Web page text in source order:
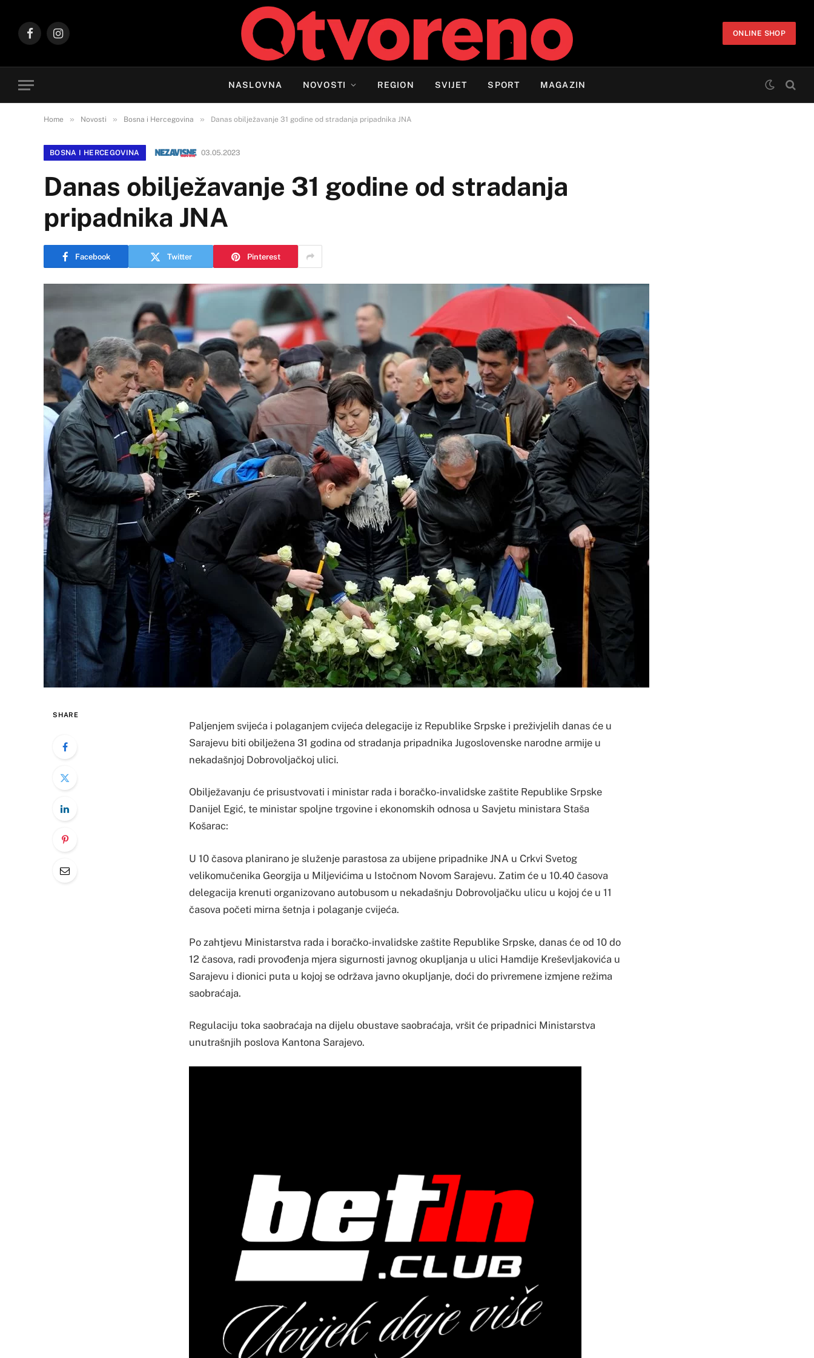
FacebookInstagram
ONLINE SHOP
NASLOVNA NOVOSTI REGION SVIJET SPORT MAGAZIN
Home » Novosti » Bosna i Hercegovina » Danas obilježavanje 31 godine od stradanja pripadnika JNA
BOSNA I HERCEGOVINA 03.05.2023
Danas obilježavanje 31 godine od stradanja
pripadnika JNA
Facebook Twitter Pinterest
SHARE
Paljenjem svijeća i polaganjem cvijeća delegacije iz Republike Srpske i preživjelih danas će u
Sarajevu biti obilježena 31 godina od stradanja pripadnika Jugoslovenske narodne armije u
nekadašnjoj Dobrovoljačkoj ulici.
Obilježavanju će prisustvovati i ministar rada i boračko-invalidske zaštite Republike Srpske
Danijel Egić, te ministar spoljne trgovine i ekonomskih odnosa u Savjetu ministara Staša
Košarac:
U 10 časova planirano je služenje parastosa za ubijene pripadnike JNA u Crkvi Svetog
velikomučenika Georgija u Miljevićima u Istočnom Novom Sarajevu. Zatim će u 10.40 časova
delegacija krenuti organizovano autobusom u nekadašnju Dobrovoljačku ulicu u kojoj će u 11
časova početi mirna šetnja i polaganje cvijeća.
Po zahtjevu Ministarstva rada i boračko-invalidske zaštite Republike Srpske, danas će od 10 do
12 časova, radi provođenja mjera sigurnosti javnog okupljanja u ulici Hamdije Kreševljakovića u
Sarajevu i dionici puta u kojoj se održava javno okupljanje, doći do privremene izmjene režima
saobraćaja.
Regulaciju toka saobraćaja na dijelu obustave saobraćaja, vršit će pripadnici Ministarstva
unutrašnjih poslova Kantona Sarajevo.